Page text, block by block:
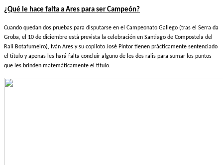
¿Qué le hace falta a Ares para ser Campeón?
Cuando quedan dos pruebas para disputarse en el Campeonato Gallego (tras el Serra da
Groba, el 10 de diciembre está prevista la celebración en Santiago de Compostela del
Rali Botafumeiro), Iván Ares y su copiloto José Pintor tienen prácticamente sentenciado
el título y apenas les hará falta concluir alguno de los dos ralis para sumar los puntos
que les brinden matemáticamente el título.